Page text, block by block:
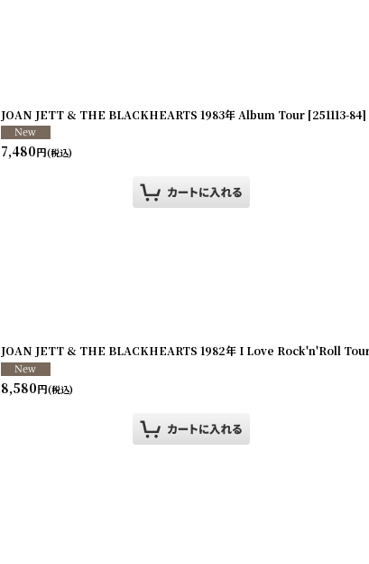
[251113-85]
JOAN JETT & THE BLACKHEARTS 1983年 Album Tour [251113-84]
7,480円(税込)
]
8,580円(税込)